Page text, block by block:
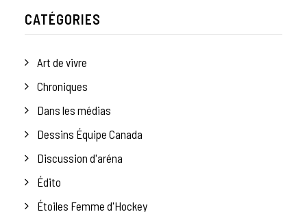
CATÉGORIES
Art de vivre
Chroniques
Dans les médias
Dessins Équipe Canada
Discussion d'aréna
Édito
Étoiles Femme d'Hockey